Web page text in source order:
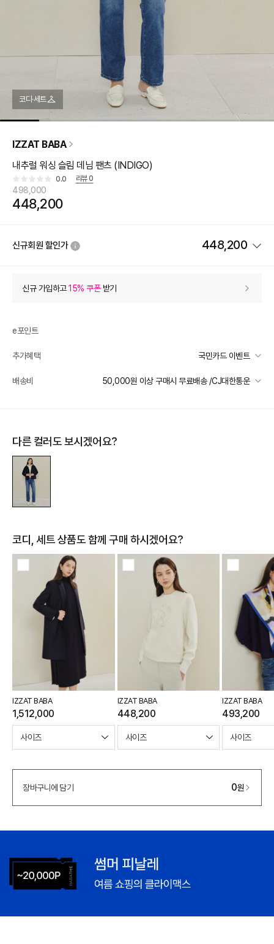
코디·세트
IZZAT BABA
내추럴 워싱 슬림 데님 팬츠 (INDIGO)
0.0 리뷰0
498,000
448,200
신규회원 할인가 448,200
상품 할인 (자동적용)
추가 할인 0
e포인트 (보유 : 0P)
0
신규 가입하고15% 쿠폰받기
e포인트
추가혜택 국민카드 이벤트
국민카드 이벤트
배송비 50,000원 이상 구매시 무료배송 /CJ대한통운
제주 도서산간 지역
배송 가능 지역
다른 컬러도 보시겠어요?
코디, 세트 상품도 함께 구매 하시겠어요?
IZZAT BABA
1,512,000
IZZAT BABA
448,200
IZZAT BABA
493,200
장바구니에 담기 0원